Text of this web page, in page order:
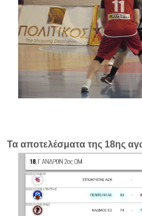
Τα αποτελέσματα της 18ης